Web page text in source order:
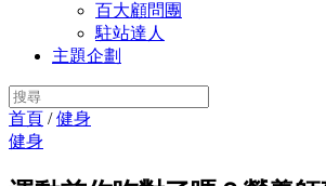
百大顧問團
駐站達人
主題企劃
首頁 /健身
健身